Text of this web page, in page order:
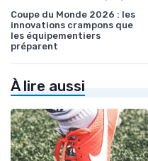
Coupe du Monde 2026 : les
innovations crampons que
les équipementiers
préparent
À lire aussi